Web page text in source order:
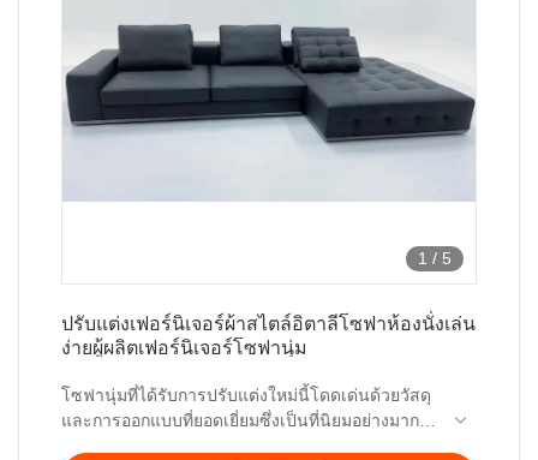
1 / 5
ปรับแต่งเฟอร์นิเจอร์ผ้าสไตล์อิตาลีโซฟาห้องนั่งเล่น
ง่ายผู้ผลิตเฟอร์นิเจอร์โซฟานุ่ม
โซฟานุ่มที่ได้รับการปรับแต่งใหม่นี้โดดเด่นด้วยวัสดุ
และการออกแบบที่ยอดเยี่ยมซึ่งเป็นที่นิยมอย่างมากใน